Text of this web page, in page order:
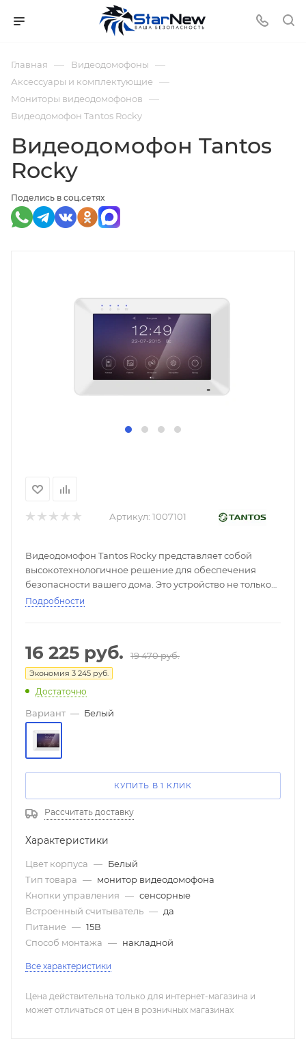
Главная — Видеодомофоны —
Аксессуары и комплектующие —
Мониторы видеодомофонов —
Видеодомофон Tantos Rocky
Поделись в соц.сетях
Видеодомофон Tantos
Rocky
Артикул: 1007101
Видеодомофон Tantos Rocky представляет собой
высокотехнологичное решение для обеспечения
безопасности вашего дома. Это устройство не только
позволяет контролировать доступ, но и обеспечивает
Подробности
16 225 руб. 19 470руб.
Экономия 3 245 руб.
Достаточно
Вариант — Белый
КУПИТЬ В 1 КЛИК
Рассчитать доставку
Характеристики
Цвет корпуса — Белый
Тип товара — монитор видеодомофона
Кнопки управления — сенсорные
Встроенный считыватель — да
Питание — 15В
Способ монтажа — накладной
Все характеристики
Цена действительна только для интернет-магазина и
может отличаться от цен в розничных магазинах